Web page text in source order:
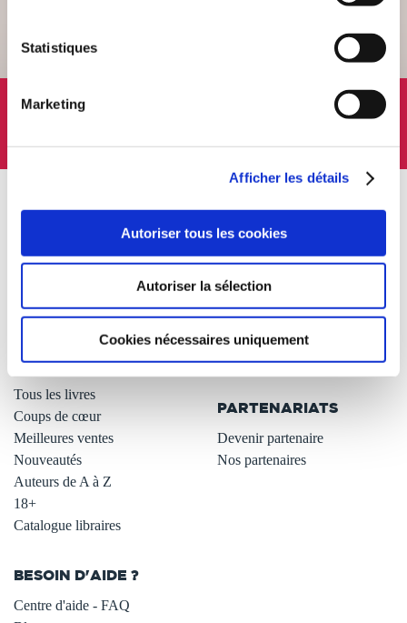
Statistiques
Marketing
Afficher les détails
Autoriser tous les cookies
Autoriser la sélection
Cookies nécessaires uniquement
À PROPOS
L'auto-édition
Nos services aux auteurs
LIBRAIRIE
Tous les livres
Coups de cœur
Meilleures ventes
Nouveautés
Auteurs de A à Z
18+
Catalogue libraires
OFFRES
Remises quantités -42%
Avantages libraires -30%
Parrainage : partagez 5€
Programme de fidélité
.
PARTENARIATS
Devenir partenaire
Nos partenaires
BESOIN D'AIDE ?
Centre d'aide - FAQ